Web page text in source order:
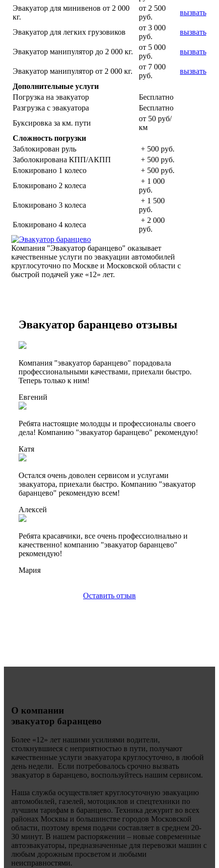
Эвакуатор для минивенов от 2 000
кг.
от 2 500
руб.
вызвать
Эвакуатор для легких грузовиков
от 3 000
руб.
вызвать
Эвакуатор манипулятор до 2 000 кг.
от 5 000
руб.
вызвать
Эвакуатор манипулятор от 2 000 кг.
от 7 000
руб.
вызвать
Дополнительные услуги
Погрузка на эвакуатор
Бесплатно
Разгрузка с эвакуатора
Бесплатно
Буксировка за км. пути
от 50 руб/
км
Сложность погрузки
Заблокирован руль
+ 500 руб.
Заболокирована КПП/АКПП
+ 500 руб.
Блокировано 1 колесо
+ 500 руб.
Блокировано 2 колеса
+ 1 000
руб.
Блокировано 3 колеса
+ 1 500
руб.
Блокировано 4 колеса
+ 2 000
руб.
Компания "Эвакуатор баранцево" оказывает
качественные услуги по эвакуации автомобилей
круглосуточно по Москве и Московской области с
быстрой подачей уже «12» лет.
Эвакуатор баранцево отзывы
Компания "эвакуатор баранцево" порадовала
профессиональными качествами, приехали быстро.
Теперь только к ним!
Евгений
Ребята настоящие молодцы и профессионалы своего
дела! Компанию "эвакуатор баранцево" рекомендую!
Катя
Остался очень доволен сервисом и услугами
эвакуатора, приехали быстро. Компанию "эвакуатор
баранцево" рекомендую всем!
Алексей
Ребята красавчики, все очень профессиолнально и
качественно! компанию "эвакуатор баранцево"
рекомендую!
Мария
Оставить отзыв
О компании
эвакуатор баранцево
Более «12» лет нашими усилиями водители,
столкнувшиеся с неприятностью в пути, получают
качественные услуги эвакуатора круглосуточно, в любой
день недели. Если потребовалось срочно вызвать
эвакуатор в баранцево, воспользуйтесь нашим сервисом.
Наша служба осуществляет круглосуточную эвакуацию
автомобилей, газелей, мотоциклов и спецтехники по
лучшим тарифам в баранцево. Техника дежурит во всех
районах Москвы и большинстве городов Московской
области, поэтому время подачи составляет в среднем 20-
30 минут. В нашем распоряжении – новые современные
автоэвакуаторы, предназначенные для перевозки машин с
любым дорожным просветом и любыми
неисправностями.